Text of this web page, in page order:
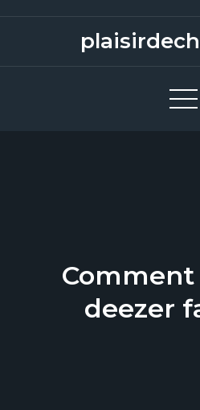
deezer